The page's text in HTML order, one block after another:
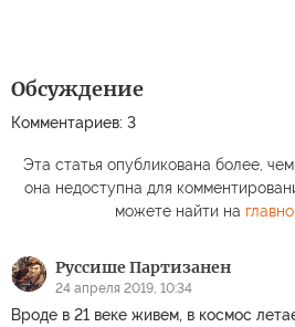
Обсуждение
Комментариев: 3
Эта статья опубликована более,
она недоступна для
можете найти на
Руссише Партизанен
24 апреля 2019, 10:34
Вроде в 21 веке живем, в космос